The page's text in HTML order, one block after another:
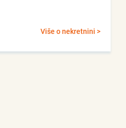
Više o nekretnini >